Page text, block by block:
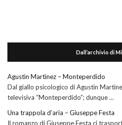
Dall’archivio di
Agustìn Martìnez – Monteperdido
Dal giallo psicologico di Agustin
televisiva “Monteperdido”; dunque …
Una trappola d’aria – Giuseppe Festa
Il romanzo di Giuseppe Festa ci